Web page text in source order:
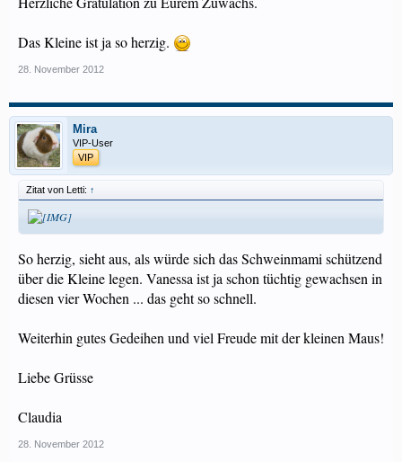
Das Kleine ist ja so herzig.
28. November 2012
Mira
VIP-User
VIP
Zitat von Letti: ↑
So herzig, sieht aus, als würde sich das Schweinmami schützend
über die Kleine legen. Vanessa ist ja schon tüchtig gewachsen in
diesen vier Wochen ... das geht so schnell.
Weiterhin gutes Gedeihen und viel Freude mit der kleinen Maus!
Liebe Grüsse
Claudia
28. November 2012